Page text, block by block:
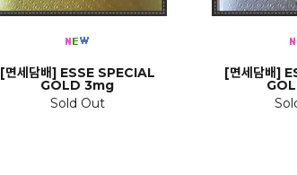
[면세담배] ESSE SPECIAL
GOLD 3mg
Sold Out
[면세담배]